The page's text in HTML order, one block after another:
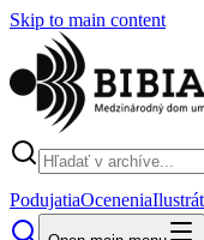
Skip to main content
PodujatiaOcenenia